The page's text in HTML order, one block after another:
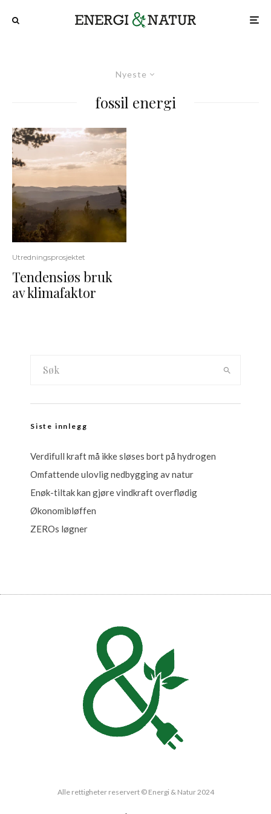
Nyeste
fossil energi
Utredningsprosjektet
Tendensiøs bruk
av klimafaktor
Siste innlegg
Verdifull kraft må ikke sløses bort på hydrogen
Omfattende ulovlig nedbygging av natur
Enøk-tiltak kan gjøre vindkraft overflødig
Økonomibløffen
ZEROs løgner
Alle rettigheter reservert © Energi & Natur 2024